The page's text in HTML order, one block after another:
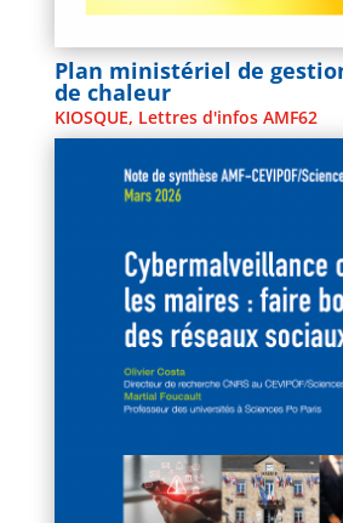
Plan ministériel de
de chaleur
KIOSQUE, Lettres d'infos AMF62